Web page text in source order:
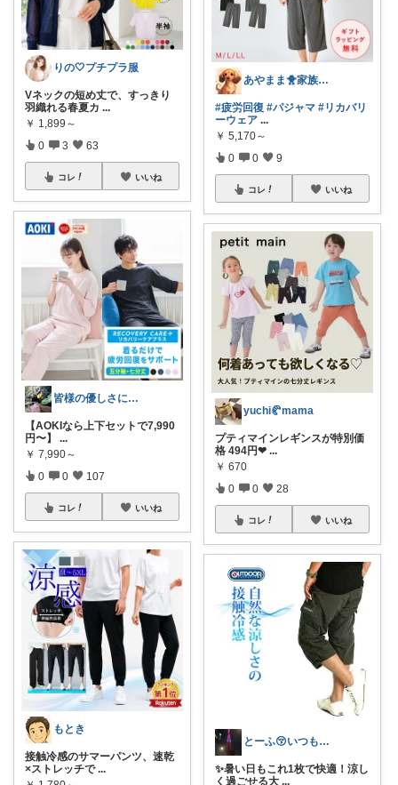
りの🤍プチプラ服
Vネックの短め丈で、すっきり
羽織れる春夏カ ...
￥ 1,899～
0 3 63
コレ いいね
皆様の優しさに感謝です✨happyミルク
【AOKIなら上下セットで7,990
円〜】
...
￥ 7,990～
0 0 107
コレ いいね
もとき
接触冷感のサマーパンツ、速乾
×ストレッチで ...
あやまま🐥家族全インフルエンザ😓
#疲労回復 #パジャマ #リカバリ
ーウェア ...
￥ 5,170～
0 0 9
コレ いいね
yuchi🥐mama
プティマインレギンスが特別価
格 494円❤ ...
￥ 670
0 0 28
コレ いいね
とーふ😚いつもご購入感謝です🙇
✨暑い日もこれ1枚で快適！涼し
く過ごせる大 ...